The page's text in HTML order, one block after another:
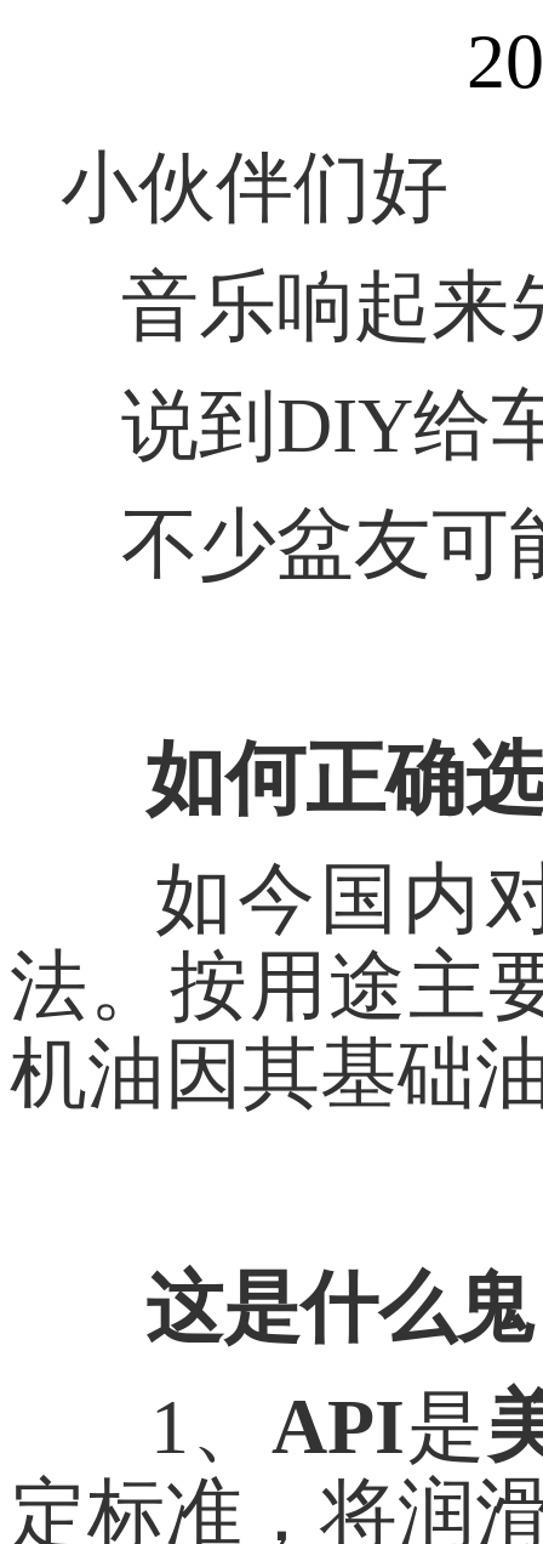
小伙伴们好
音乐响起来
说到DIY给
不少盆友可
如何正确
如今国内
法。按用途主
机油因其基础
这是什么
1、 API是
定标准，将润